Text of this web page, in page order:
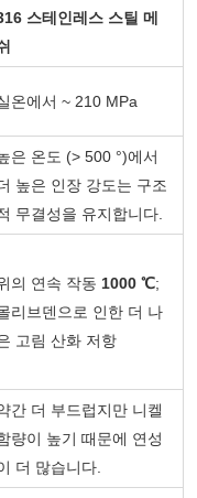
스테인레스 스틸 메
온에서 ~ 210 MPa
은 온도 (> 500 °)에서
높은 인장 강도는 구조
무결성을 유지합니다.
의 연속 작동1000 ℃;
리브덴으로 인한 더 나
고림 산화 저항
간 더 부드럽지만 니켈
량이 높기 때문에 연성
더 많습니다.